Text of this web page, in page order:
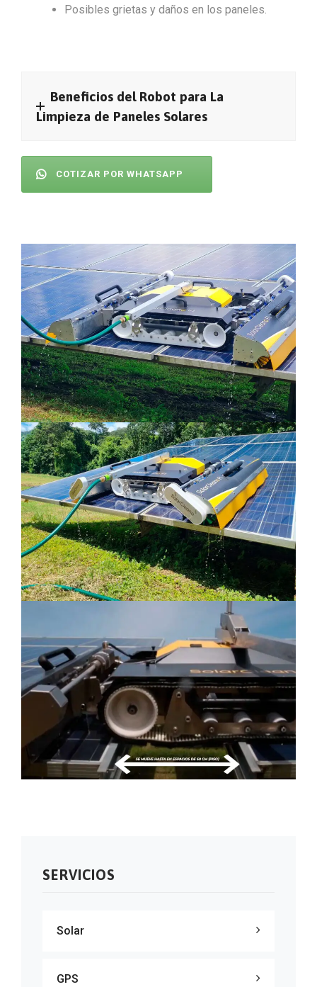
Posibles grietas y daños en los paneles.
Beneficios del Robot para La
Limpieza de Paneles Solares
COTIZAR POR WHATSAPP
SERVICIOS
Solar
GPS